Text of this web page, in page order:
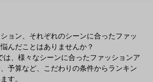
ョン、それぞれのシーンに合ったファッ
んだことはありませんか？
は、様々なシーンに合ったファッションア
予算など、こだわりの条件からランキン
す。